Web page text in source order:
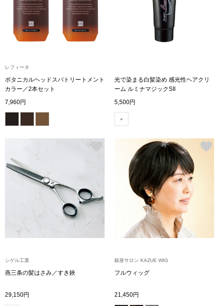
ン雑貨
Miss Kyouko／ミスキョウコ
ランド
シューズ
スリップオン
スニーカー
サンダル
その他
財布／小物
財布／コイン
革小物
レフィーネ
ボタニカルヘッドスパトリートメント
カラー／2本セット
7,960円
光で染まる白髪染め 感光性ヘアクリ
ーム ルミナマジックSII
5,500円
シゲル工業
燕三条の髪はさみ／すき鋏
29,150円
銀座サロン KAZUE WIG
フルウィッグ
21,450円